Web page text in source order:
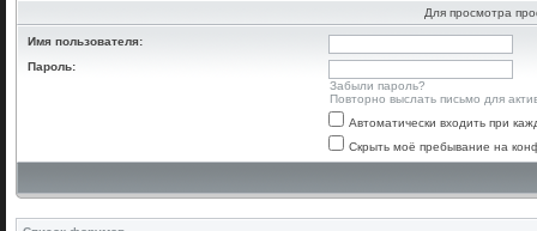
Для просмотра
Имя пользователя:
Пароль:
Забыли пароль?
Повторно выслать письмо для
Автоматически входить при
Скрыть моё пребывание на